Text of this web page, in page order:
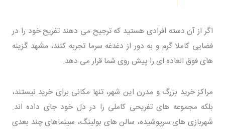
اگر از آن دسته افرادی هستید که ترجیح می دهند تفریح خود را در
فضایی کاملا گرم و به دور از دغدغه سرما تجربه کنند، مشهد گزینه
های فوق العاده ای را پیش روی شما قرار می دهد.
مراکز خرید بزرگ و مدرن این شهر، تنها مکانی برای خرید نیستند،
بلکه مجموعه های تفریحی کاملی را در دل خود جای داده اند.
شهربازی های سرپوشیده، سالن های بولینگ، سینماهای چند بعدی